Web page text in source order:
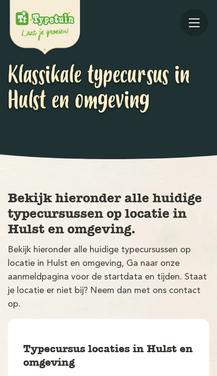
Klassikale typecursus in
Hulst en omgeving
Bekijk hieronder alle huidige
typecursussen op locatie in
Hulst en omgeving.
Bekijk hieronder alle huidige typecursussen op
locatie in Hulst en omgeving, Ga naar onze
aanmeldpagina voor de startdata en tijden. Staat
je locatie er niet bij? Neem dan met ons contact
op.
Typecursus locaties in Hulst en
omgeving